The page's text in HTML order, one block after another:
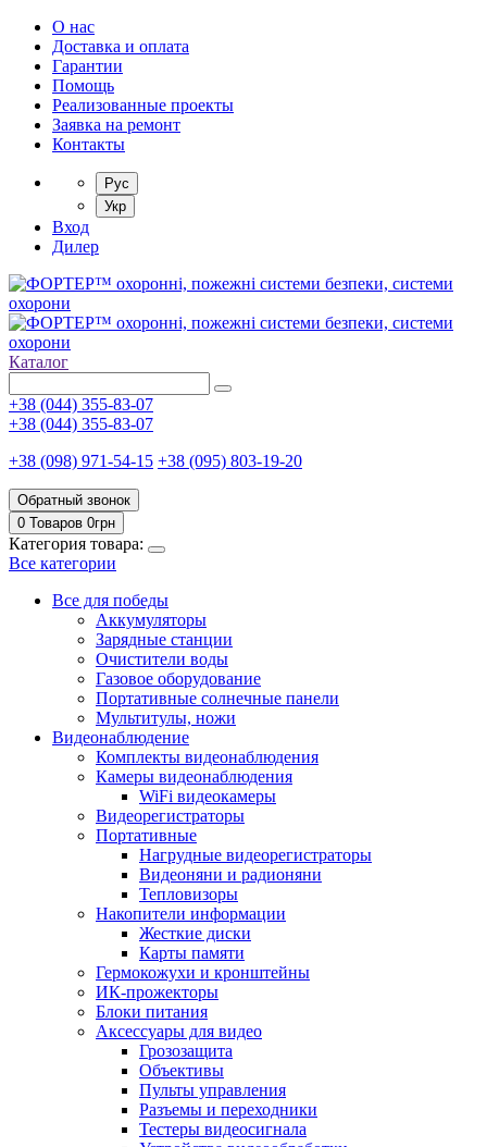
О нас
Доставка и оплата
Гарантии
Помощь
Реализованные проекты
Заявка на ремонт
Контакты
Рус
Укр
Вход
Дилер
Каталог
+38 (044) 355-83-07
+38 (044) 355-83-07
+38 (098) 971-54-15 +38 (095) 803-19-20
Обратный звонок
0 Товаров 0грн
Категория товара:
Все категории
Все для победы
Аккумуляторы
Зарядные станции
Очистители воды
Газовое оборудование
Портативные солнечные панели
Мультитулы, ножи
Видеонаблюдение
Комплекты видеонаблюдения
Камеры видеонаблюдения
WiFi видеокамеры
Видеорегистраторы
Портативные
Нагрудные видеорегистраторы
Видеоняни и радионяни
Тепловизоры
Накопители информации
Жесткие диски
Карты памяти
Гермокожухи и кронштейны
ИК-прожекторы
Блоки питания
Аксессуары для видео
Грозозащита
Объективы
Пульты управления
Разъемы и переходники
Тестеры видеосигнала